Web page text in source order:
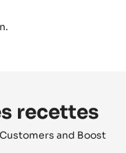
recettes
and Boost